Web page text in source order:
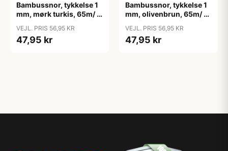
Bambussnor, tykkelse 1
mm, mørk turkis, 65m/ 1
VEJL. PRIS 56,95 KR
47,95 kr
Bambussnor, tykkelse 1
mm, olivenbrun, 65m/ 1
VEJL. PRIS 56,95 KR
47,95 kr